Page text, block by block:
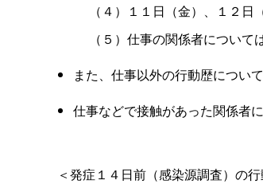
（４）１１日（金）、１２
（５）仕事の関係者について
また、仕事以外の行動歴につい
仕事などで接触があった関係者
＜発症１４日前（感染源調査）の行